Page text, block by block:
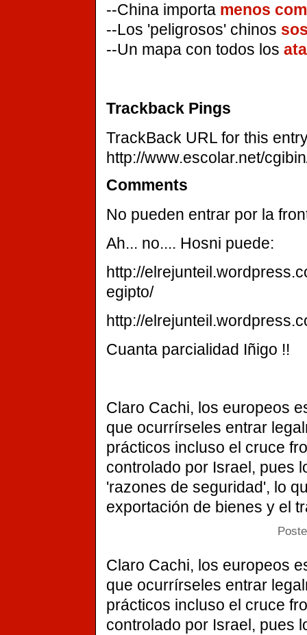
--China importa menos
--Los 'peligrosos' chinos
--Un mapa con todos los
Trackback Pings
TrackBack URL for this
http://www.escolar.net/
Comments
No pueden entrar por la
Ah... no.... Hosni puede:
http://
egipto/
http://
Cuanta parcialidad Iñigo !!
Claro Cachi, los europeos
que ocurrírseles entrar
prácticos incluso el cruce
controlado por Israel, pues
'razones de seguridad', lo
exportación de bienes y el
Claro Cachi, los europeos
que ocurrírseles entrar
prácticos incluso el cruce
controlado por Israel, pues